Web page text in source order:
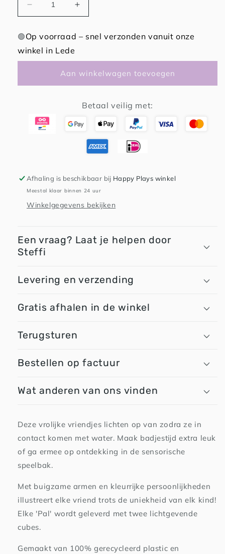
Aantal
verlagen
Glo
Pals
Aantal
verhogen
Glo
🟢Op voorraad – snel verzonden vanuit onze
winkel in Lede
Aan winkelwagen toevoegen
Betaal veilig met:
Afhaling is beschikbaar bij Happy Plays winkel
Meestal klaar binnen 24 uur
Winkelgegevens bekijken
Een vraag? Laat je helpen door
Steffi
Levering en verzending
Gratis afhalen in de winkel
Terugsturen
Bestellen op factuur
Wat anderen van ons vinden
Deze vrolijke vriendjes lichten op van zodra ze in
contact komen met water. Maak badjestijd extra leuk
of ga ermee op ontdekking in de sensorische
speelbak.
Met buigzame armen en kleurrijke persoonlijkheden
illustreert elke vriend trots de uniekheid van elk kind!
Elke 'Pal' wordt geleverd met twee lichtgevende
cubes.
Gemaakt van 100% gerecycleerd plastic en